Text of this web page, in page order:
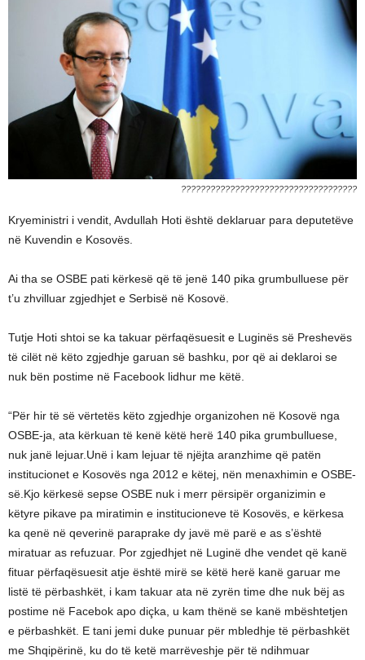
????????????????????????????????????
Kryeministri i vendit, Avdullah Hoti është deklaruar para deputetëve
në Kuvendin e Kosovës.
Ai tha se OSBE pati kërkesë që të jenë 140 pika grumbulluese për
t’u zhvilluar zgjedhjet e Serbisë në Kosovë.
Tutje Hoti shtoi se ka takuar përfaqësuesit e Luginës së Preshevës
të cilët në këto zgjedhje garuan së bashku, por që ai deklaroi se
nuk bën postime në Facebook lidhur me këtë.
“Për hir të së vërtetës këto zgjedhje organizohen në Kosovë nga
OSBE-ja, ata kërkuan të kenë këtë herë 140 pika grumbulluese,
nuk janë lejuar.Unë i kam lejuar të njëjta aranzhime që patën
institucionet e Kosovës nga 2012 e këtej, nën menaxhimin e OSBE-
së.Kjo kërkesë sepse OSBE nuk i merr përsipër organizimin e
këtyre pikave pa miratimin e institucioneve të Kosovës, e kërkesa
ka qenë në qeverinë paraprake dy javë më parë e as s’është
miratuar as refuzuar. Por zgjedhjet në Luginë dhe vendet që kanë
fituar përfaqësuesit atje është mirë se këtë herë kanë garuar me
listë të përbashkët, i kam takuar ata në zyrën time dhe nuk bëj as
postime në Facebok apo diçka, u kam thënë se kanë mbështetjen
e përbashkët. E tani jemi duke punuar për mbledhje të përbashkët
me Shqipërinë, ku do të ketë marrëveshje për të ndihmuar